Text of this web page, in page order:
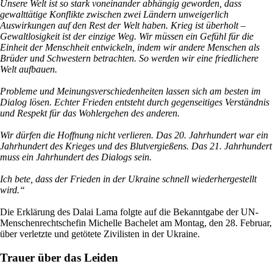
Unsere Welt ist so stark voneinander abhängig geworden, dass
gewalttätige Konflikte zwischen zwei Ländern unweigerlich
Auswirkungen auf den Rest der Welt haben. Krieg ist überholt –
Gewaltlosigkeit ist der einzige Weg. Wir müssen ein Gefühl für die
Einheit der Menschheit entwickeln, indem wir andere Menschen als
Brüder und Schwestern betrachten. So werden wir eine friedlichere
Welt aufbauen.
Probleme und Meinungsverschiedenheiten lassen sich am besten im
Dialog lösen. Echter Frieden entsteht durch gegenseitiges Verständnis
und Respekt für das Wohlergehen des anderen.
Wir dürfen die Hoffnung nicht verlieren. Das 20. Jahrhundert war ein
Jahrhundert des Krieges und des Blutvergießens. Das 21. Jahrhundert
muss ein Jahrhundert des Dialogs sein.
Ich bete, dass der Frieden in der Ukraine schnell wiederhergestellt
wird.“
Die Erklärung des Dalai Lama folgte auf die Bekanntgabe der UN-
Menschenrechtschefin Michelle Bachelet am Montag, den 28. Februar,
über verletzte und getötete Zivilisten in der Ukraine.
Trauer über das Leiden